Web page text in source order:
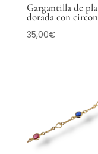
Gargantilla de
dorada con
35,00€